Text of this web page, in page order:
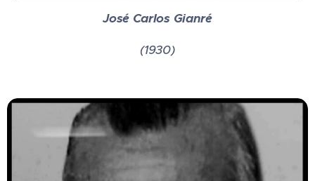
José Carlos Gianré
(1930)